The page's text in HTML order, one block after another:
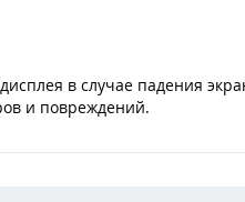
в случае падения
и повреждений.